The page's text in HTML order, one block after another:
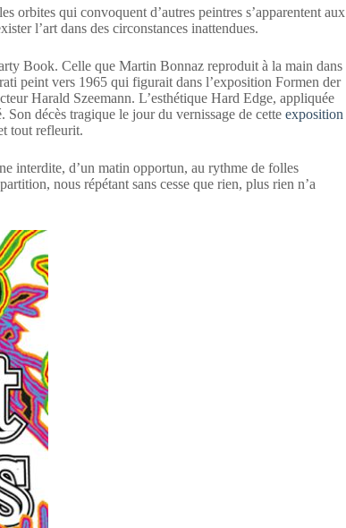
orbites qui convoquent d’autres peintres s’apparentent aux
l’art dans des circonstances inattendues.
Book. Celle que Martin Bonnaz reproduit à la main dans
peint vers 1965 qui figurait dans l’exposition Formen der
Harald Szeemann. L’esthétique Hard Edge, appliquée
Son décès tragique le jour du vernissage de cette exposition
tout refleurit.
interdite, d’un matin opportun, au rythme de folles
nous répétant sans cesse que rien, plus rien n’a